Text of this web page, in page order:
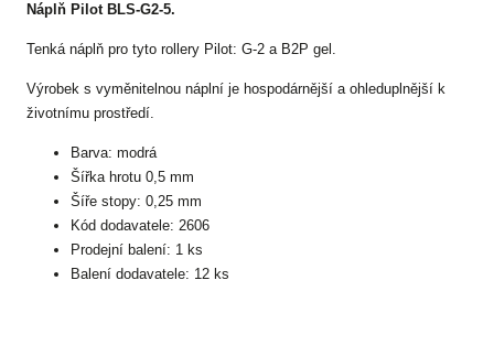
Náplň Pilot BLS-G2-5.
Tenká náplň pro tyto rollery Pilot: G-2 a B2P gel.
Výrobek s vyměnitelnou náplní je hospodárnější a ohleduplnější k
životnímu prostředí.
Barva: modrá
Šířka hrotu 0,5 mm
Šíře stopy: 0,25 mm
Kód dodavatele: 2606
Prodejní balení: 1 ks
Balení dodavatele: 12 ks